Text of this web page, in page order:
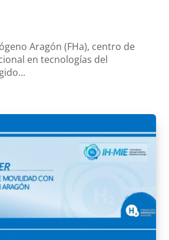
Aragón (FHa), centro de
en tecnologías del